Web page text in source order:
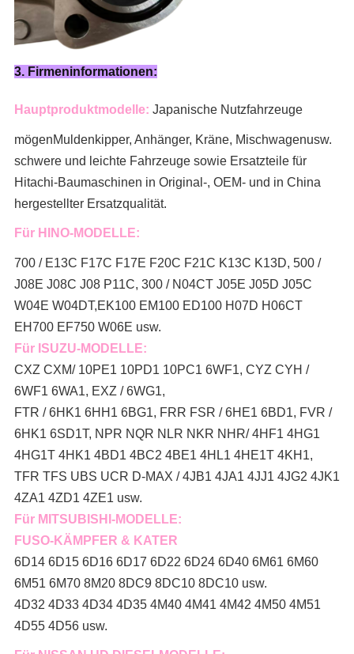
3. Firmeninformationen:
Hauptproduktmodelle: Japanische Nutzfahrzeuge
mögenMuldenkipper, Anhänger, Kräne, Mischwagenusw.
schwere und leichte Fahrzeuge sowie Ersatzteile für
Hitachi-Baumaschinen in Original-, OEM- und in China
hergestellter Ersatzqualität.
Für HINO-MODELLE:
700 / E13C F17C F17E F20C F21C K13C K13D, 500 /
J08E J08C J08 P11C, 300 / N04CT J05E J05D J05C
W04E W04DT,EK100 EM100 ED100 H07D H06CT
EH700 EF750 W06E usw.
Für ISUZU-MODELLE:
CXZ CXM/ 10PE1 10PD1 10PC1 6WF1, CYZ CYH /
6WF1 6WA1, EXZ / 6WG1,
FTR / 6HK1 6HH1 6BG1, FRR FSR / 6HE1 6BD1, FVR /
6HK1 6SD1T, NPR NQR NLR NKR NHR/ 4HF1 4HG1
4HG1T 4HK1 4BD1 4BC2 4BE1 4HL1 4HE1T 4KH1,
TFR TFS UBS UCR D-MAX / 4JB1 4JA1 4JJ1 4JG2 4JK1
4ZA1 4ZD1 4ZE1 usw.
Für MITSUBISHI-MODELLE:
FUSO-KÄMPFER & KATER
6D14 6D15 6D16 6D17 6D22 6D24 6D40 6M61 6M60
6M51 6M70 8M20 8DC9 8DC10 8DC10 usw.
4D32 4D33 4D34 4D35 4M40 4M41 4M42 4M50 4M51
4D55 4D56 usw.